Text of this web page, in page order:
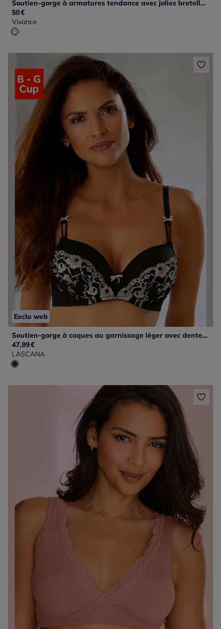
Soutien-gorge à armatures tendance avec jolies bretelles en dentelle
50€
Vivance
Exclu web
Soutien-gorge à coques au garnissage léger avec dentelle romantique sur le bas des bonnets
47,99€
LASCANA